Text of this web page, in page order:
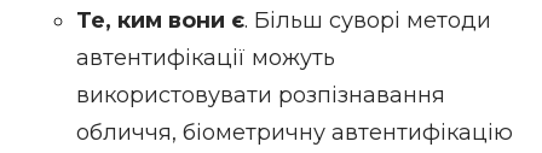
Те, ким вони є. Більш суворі методи
автентифікації можуть
використовувати розпізнавання
обличчя, біометричну автентифікацію